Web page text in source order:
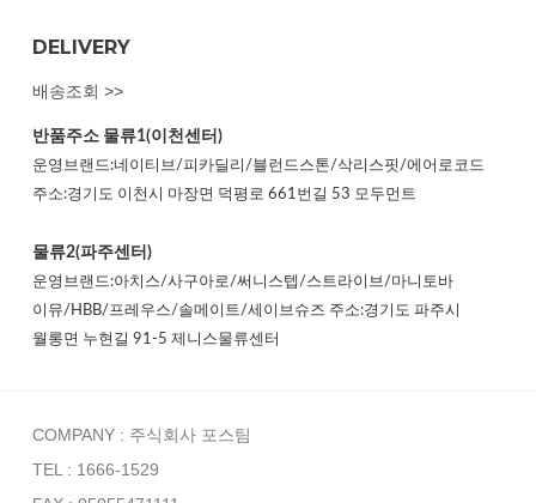
DELIVERY
배송조회 >>
반품주소 물류1(이천센터)
운영브랜드:네이티브/피카딜리/블런드스톤/삭리스핏/에어로코드
주소:경기도 이천시 마장면 덕평로 661번길 53 모두먼트
물류2(파주센터)
운영브랜드:아치스/사구아로/써니스텝/스트라이브/마니토바
이뮤/HBB/프레우스/솔메이트/세이브슈즈 주소:경기도 파주시
월롱면 누현길 91-5 제니스물류센터
COMPANY : 주식회사 포스팀
TEL : 1666-1529